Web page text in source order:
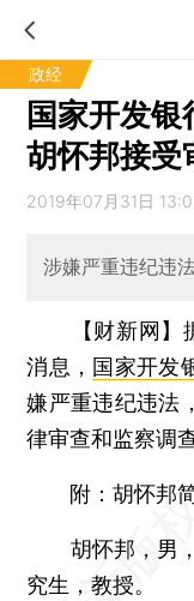
政经
国家开发
胡怀邦接受
2019年07月31日
涉嫌严重违纪违
【财新网】
消息， 国家开发
嫌严重违纪违法
律审查和监察调
附：胡怀邦
胡怀邦，男，
究生，教授。